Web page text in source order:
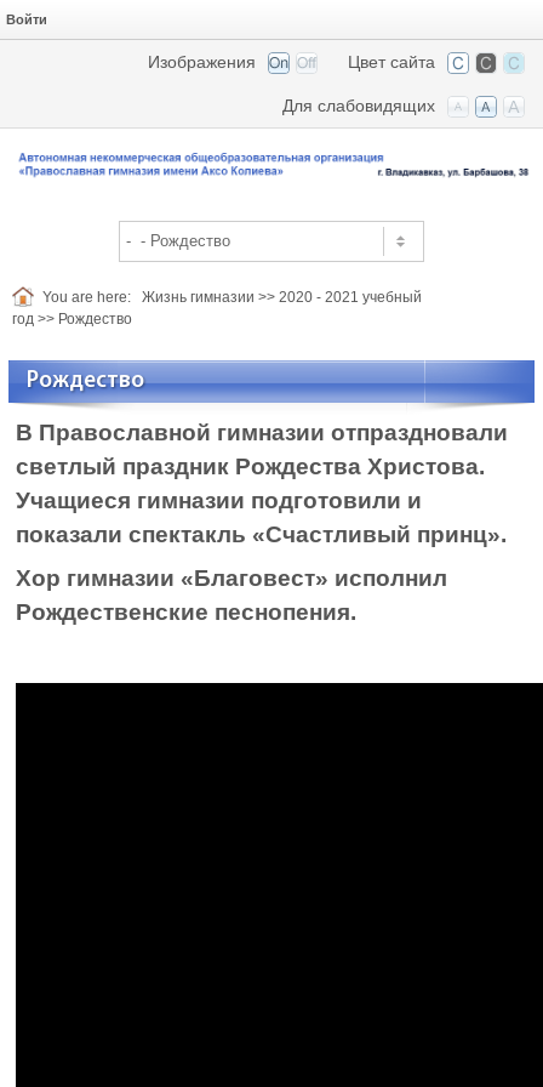
Войти
Цвет сайта
Изображения
Для слабовидящих
You are here: Жизнь гимназии >> 2020 - 2021 учебный
год >> Рождество
Рождество
В Православной гимназии отпраздновали
светлый праздник Рождества Христова.
Учащиеся гимназии подготовили и
показали спектакль «Счастливый принц».
Хор гимназии «Благовест» исполнил
Рождественские песнопения.